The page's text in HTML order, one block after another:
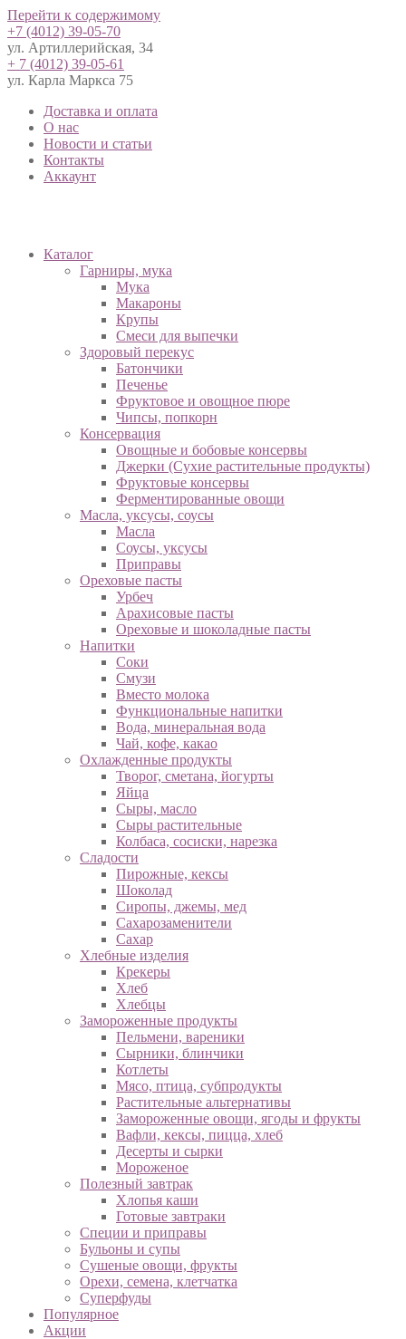
Перейти к содержимому
+7 (4012) 39-05-70
ул. Артиллерийская, 34
+ 7 (4012) 39-05-61
ул. Карла Маркса 75
Доставка и оплата
О нас
Новости и статьи
Контакты
Аккаунт
Каталог
Гарниры, мука
Мука
Макароны
Крупы
Смеси для выпечки
Здоровый перекус
Батончики
Печенье
Фруктовое и овощное пюре
Чипсы, попкорн
Консервация
Овощные и бобовые консервы
Джерки (Сухие растительные продукты)
Фруктовые консервы
Ферментированные овощи
Масла, уксусы, соусы
Масла
Соусы, уксусы
Приправы
Ореховые пасты
Урбеч
Арахисовые пасты
Ореховые и шоколадные пасты
Напитки
Соки
Смузи
Вместо молока
Функциональные напитки
Вода, минеральная вода
Чай, кофе, какао
Охлажденные продукты
Творог, сметана, йогурты
Яйца
Сыры, масло
Сыры растительные
Колбаса, сосиски, нарезка
Сладости
Пирожные, кексы
Шоколад
Сиропы, джемы, мед
Сахарозаменители
Сахар
Хлебные изделия
Крекеры
Хлеб
Хлебцы
Замороженные продукты
Пельмени, вареники
Сырники, блинчики
Котлеты
Мясо, птица, субпродукты
Растительные альтернативы
Замороженные овощи, ягоды и фрукты
Вафли, кексы, пицца, хлеб
Десерты и сырки
Мороженое
Полезный завтрак
Хлопья каши
Готовые завтраки
Специи и приправы
Бульоны и супы
Сушеные овощи, фрукты
Орехи, семена, клетчатка
Суперфуды
Популярное
Акции